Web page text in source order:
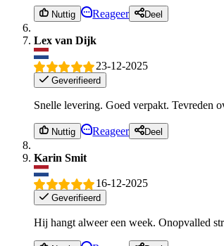
Nuttig Reageer Deel
Lex van Dijk
23-12-2025
Geverifieerd
Snelle levering. Goed verpakt. Tevreden
Nuttig Reageer Deel
Karin Smit
16-12-2025
Geverifieerd
Hij hangt alweer een week. Onopvalled